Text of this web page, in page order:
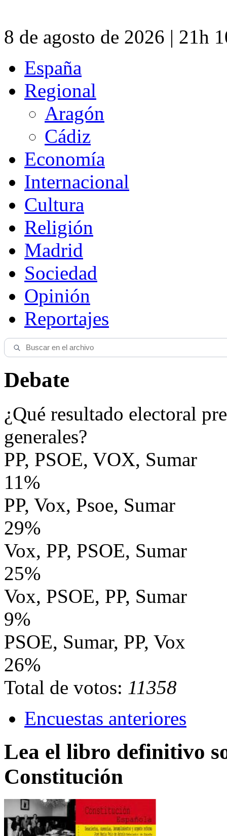
8 de agosto de 2026 | 21h
España
Regional
Aragón
Cádiz
Economía
Internacional
Cultura
Religión
Madrid
Sociedad
Opinión
Reportajes
Debate
¿Qué resultado electoral
generales?
PP, PSOE, VOX, Sumar
11%
PP, Vox, Psoe, Sumar
29%
Vox, PP, PSOE, Sumar
25%
Vox, PSOE, PP, Sumar
9%
PSOE, Sumar, PP, Vox
26%
Total de votos: 11358
Encuestas anteriores
Lea el libro definitivo
Constitución